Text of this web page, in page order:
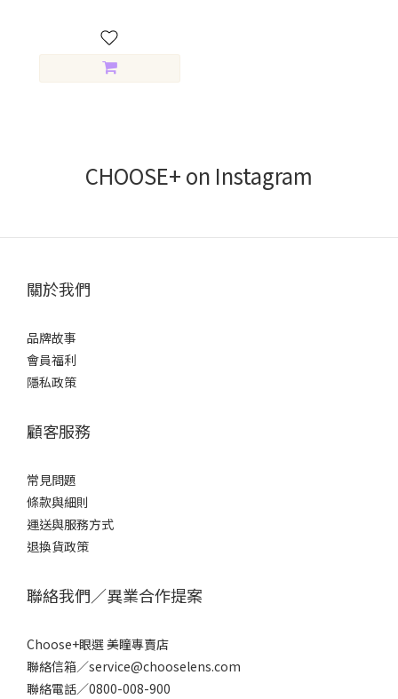
CHOOSE+ on Instagram
關於我們
品牌故事
會員福利
隱私政策
顧客服務
常見問題
條款與細則
運送與服務方式
退換貨政策
聯絡我們／異業合作提案
Choose+眼選 美瞳專賣店
聯絡信箱／service@chooselens.com
聯絡電話／0800-008-900